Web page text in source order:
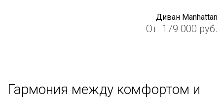
Диван Manhattan
От 179 000 руб.
Гармония между комфортом и